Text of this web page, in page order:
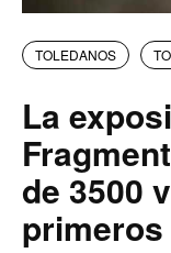
TOLEDANOS
La
de 3500